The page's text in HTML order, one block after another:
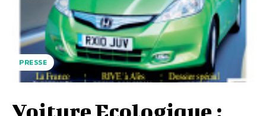
PRESSE
Voiture Ecologique :